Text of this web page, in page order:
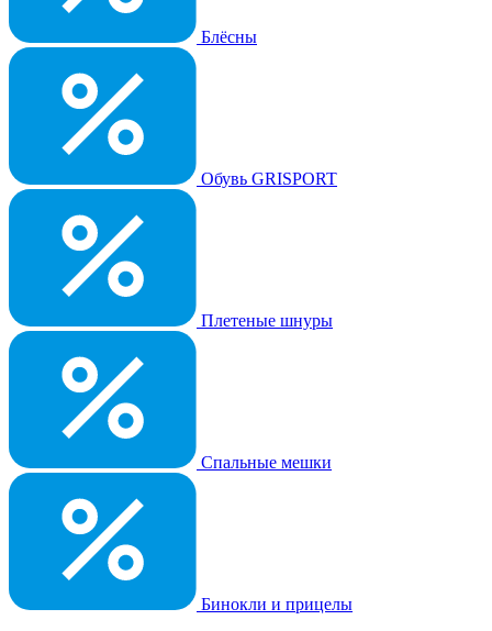
Блёсны
Обувь GRISPORT
Плетеные шнуры
Спальные мешки
Бинокли и прицелы